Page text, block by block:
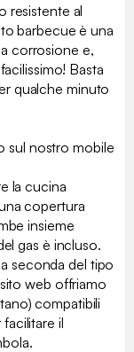
resistente al
barbecue è una
corrosione e,
Basta
qualche minuto
sul nostro mobile
la cucina
copertura
insieme
gas è incluso.
seconda del tipo
web offriamo
compatibili
il